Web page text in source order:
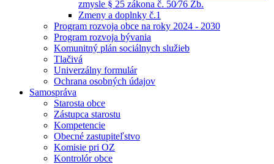
zmysle § 25 zákona č. 50⁄76 Zb.
Zmeny a doplnky č.1
Program rozvoja obce na roky 2024 - 2030
Program rozvoja bývania
Komunitný plán sociálnych služieb
Tlačivá
Univerzálny formulár
Ochrana osobných údajov
Samospráva
Starosta obce
Zástupca starostu
Kompetencie
Obecné zastupiteľstvo
Komisie pri OZ
Kontrolór obce